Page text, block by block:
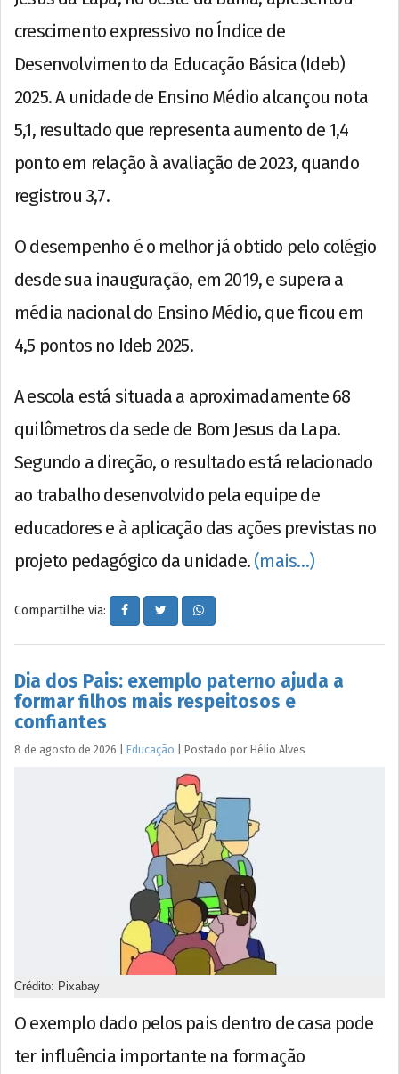
crescimento expressivo no Índice de
Desenvolvimento da Educação Básica (Ideb)
2025. A unidade de Ensino Médio alcançou nota
5,1, resultado que representa aumento de 1,4
ponto em relação à avaliação de 2023, quando
registrou 3,7.
O desempenho é o melhor já obtido pelo colégio
desde sua inauguração, em 2019, e supera a
média nacional do Ensino Médio, que ficou em
4,5 pontos no Ideb 2025.
A escola está situada a aproximadamente 68
quilômetros da sede de Bom Jesus da Lapa.
Segundo a direção, o resultado está relacionado
ao trabalho desenvolvido pela equipe de
educadores e à aplicação das ações previstas no
projeto pedagógico da unidade. (mais…)
Compartilhe via:
Dia dos Pais: exemplo paterno ajuda a
formar filhos mais respeitosos e
confiantes
8 de agosto de 2026 Educação Postado por Hélio Alves
Crédito: Pixabay
O exemplo dado pelos pais dentro de casa pode
ter influência importante na formação